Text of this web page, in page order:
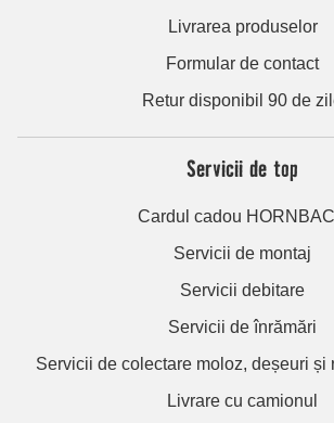
Livrarea produselor
Formular de contact
Retur disponibil 90 de
Servicii de top
Cardul cadou
Servicii de montaj
Servicii debitare
Servicii de înrămări
Servicii de colectare moloz, deșeuri și
Livrare cu camionul